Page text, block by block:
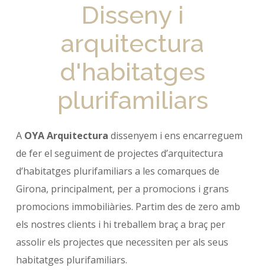
Disseny i
arquitectura
d'habitatges
plurifamiliars
A OYA Arquitectura dissenyem i ens encarreguem
de fer el seguiment de projectes d’arquitectura
d’habitatges plurifamiliars a les comarques de
Girona, principalment, per a promocions i grans
promocions immobiliàries. Partim des de zero amb
els nostres clients i hi treballem braç a braç per
assolir els projectes que necessiten per als seus
habitatges plurifamiliars.